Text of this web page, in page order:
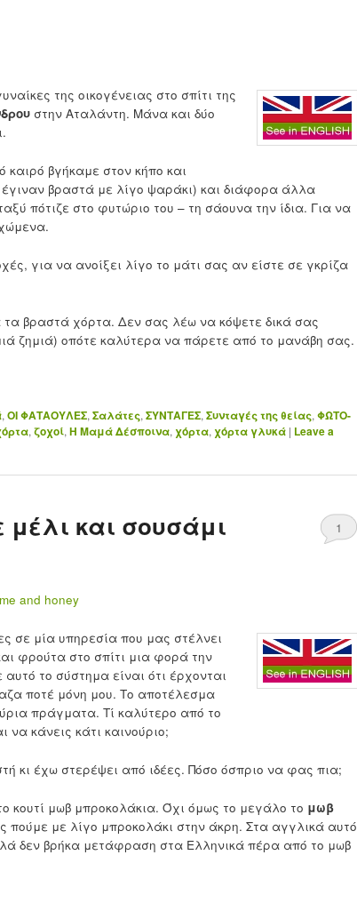
της οικογένειας στο σπίτι της
στην Αταλάντη. Μάνα και δύο
καιρό βγήκαμε στον κήπο και
βραστά με λίγο ψαράκι) και διάφορα άλλα
πότιζε στο φυτώριο του – τη σάουνα την ίδια. Για να
για να ανοίξει λίγο το μάτι σας αν είστε σε γκρίζα
τα βραστά χόρτα. Δεν σας λέω να κόψετε δικά σας
ζημιά) οπότε καλύτερα να πάρετε από το μανάβη σας.
, ΟΙ ΦΑΤΑΟΥΛΕΣ, Σαλάτες, ΣΥΝΤΑΓΕΣ, Συνταγές της θείας, ΦΩΤΟ-
, ζοχοί, Η Μαμά Δέσποινα, χόρτα, χόρτα γλυκά | Leave a
και σουσάμι 1
σε μία υπηρεσία που μας στέλνει
φρούτα στο σπίτι μια φορά την
το σύστημα είναι ότι έρχονται
ποτέ μόνη μου. Το αποτέλεσμα
πράγματα. Τί καλύτερο από το
κάνεις κάτι καινούριο;
κι έχω στερέψει από ιδέες. Πόσο όσπριο να φας πια;
κουτί μωβ μπροκολάκια. Όχι όμως το μεγάλο το μωβ
πούμε με λίγο μπροκολάκι στην άκρη. Στα αγγλικά αυτό
δεν βρήκα μετάφραση στα Ελληνικά πέρα από το μωβ